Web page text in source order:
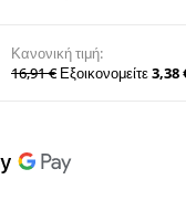
Κανονική τιμή:
16,91 € Εξοικονομείτε3,38